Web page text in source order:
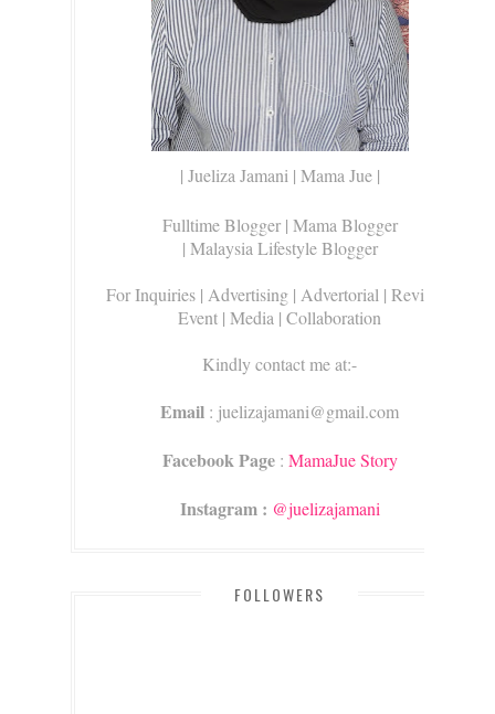
| Jueliza Jamani | Mama Jue |
Fulltime Blogger | Mama Blogger
| Malaysia Lifestyle Blogger
For Inquiries | Advertising | Advertorial | Review |
Event | Media | Collaboration
Kindly contact me at:-
Email : juelizajamani@gmail.com
Facebook Page: MamaJue Story
Instagram : @juelizajamani
FOLLOWERS